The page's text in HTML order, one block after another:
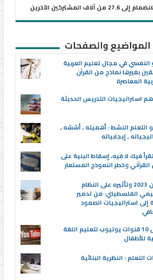
إلى 27.6 من آلاف المشتركين الآخرين
المواضيع والصفحات
النفسي في مجال تعليم العربية
بغيرها نماذج من القرآن
المعاصرة
استراتيجيات التدريس الحديثة
التعلم النشط : أهميته ـ أسُسُه ـ
ـ إيجابياته
فيك لا فيه، إسقاط البنية على
وخطر النموذج المستعار
عدوان 2023 وتأثيره على النظام
الفلسطيني: من تدمير
إلى استراتيجيات الصمود
أفضل 10 قنوات يوتيوب لتعليم اللغة
للأطفال
التعلم : النظرية البنائية